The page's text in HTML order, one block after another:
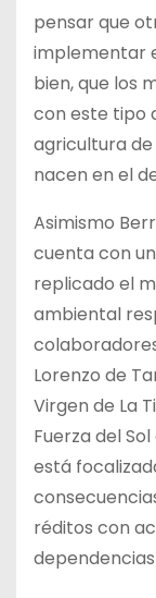
pensar que
implementar
bien, que los
con este tipo
agricultura de
nacen en el
Asimismo
cuenta con un
replicado el
ambiental
Lorenzo de
Virgen de La
Fuerza del
está
réditos con